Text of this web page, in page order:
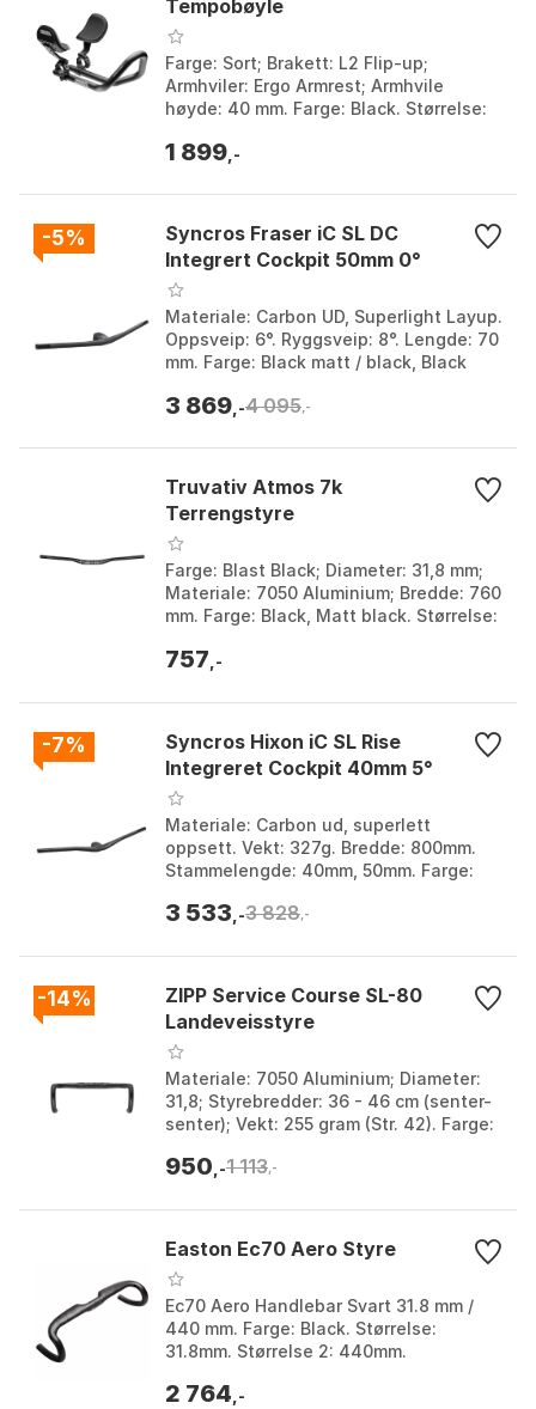
Tempobøyle
Farge: Sort; Brakett: L2 Flip-up;
Armhviler: Ergo Armrest; Armhvile
høyde: 40 mm. Farge: Black. Størrelse:
1 899 ,-
-5%
Syncros Fraser iC SL DC
Integrert Cockpit 50mm 0°
Materiale: Carbon UD, Superlight Layup.
Oppsveip: 6°. Ryggsveip: 8°. Lengde: 70
mm. Farge: Black matt / black, Black
Black...
3 869 ,-4 095 ,-
Truvativ Atmos 7k
Terrengstyre
Farge: Blast Black; Diameter: 31,8 mm;
Materiale: 7050 Aluminium; Bredde: 760
mm. Farge: Black, Matt black. Størrelse:
757 ,-
-7%
Syncros Hixon iC SL Rise
Integreret Cockpit 40mm 5°
Materiale: Carbon ud, superlett
oppsett. Vekt: 327g. Bredde: 800mm.
Stammelengde: 40mm, 50mm. Farge:
31.8mm. Størrelse 2: 8...
3 533 ,-3 828,-
-14%
ZIPP Service Course SL-80
Landeveisstyre
Materiale: 7050 Aluminium; Diameter:
31,8; Styrebredder: 36 - 46 cm (senter-
senter); Vekt: 255 gram (Str. 42). Farge:
Stø...
950 ,-1 113,-
Easton Ec70 Aero Styre
Ec70 Aero Handlebar Svart 31.8 mm /
440 mm. Farge: Black. Størrelse:
31.8mm. Størrelse 2: 440mm.
2 764 ,-